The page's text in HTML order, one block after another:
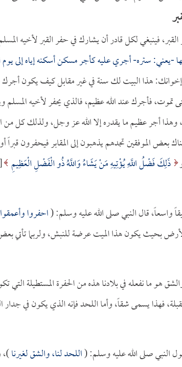
فينبغي لكل قادر أن يشارك في حفر القبر لأخيه
-يعني: ستره- أجري عليه كأجر مسكن أسكنه إياه إلى يوم
هذا البيت لك سنة في غير مقابل كيف يكون أجرك
فأجرك عند الله عظيم، فالذي يحفر لأخيه المسلم
وهذا أجر عظيم ما يقدره إلا الله عز وجل، ولذلك كل
بعض الموفقين تجدهم يذهبون إلى المقابر فيحفرون قبراً
ذَلِكَ فَضْلُ اللَّهِ يُؤْتِيهِ مَنْ يَشَاءُ وَاللَّهُ ذُو الْفَضْلِ الْعَظِيمِ
واسعاً، قال النبي صلى الله عليه وسلم: (احفروا
بحيث يكون هذا الميت عرضة للنبش، ولربما تأتي
هو ما نفعله في بلادنا هذه من الحفرة المستطيلة
فهذا يسمى شقاً، وأما اللحد فإنه الذي يكون في جدار
النبي صلى الله عليه وسلم: (اللحد لنا، والشق لغيرنا